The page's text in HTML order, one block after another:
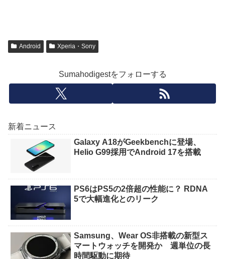
Android Xperia・Sony
Sumahodigestをフォローする
新着ニュース
Galaxy A18がGeekbenchに登場、
Helio G99採用でAndroid 17を搭載
PS6はPS5の2倍超の性能に？ RDNA
5で大幅進化とのリーク
Samsung、Wear OS非搭載の新型ス
マートウォッチを開発か 週単位の長
時間駆動に期待